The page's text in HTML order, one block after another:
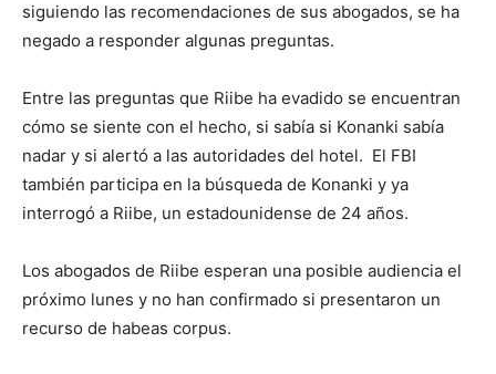
siguiendo las recomendaciones de sus abogados, se ha
negado a responder algunas preguntas.
Entre las preguntas que Riibe ha evadido se encuentran
cómo se siente con el hecho, si sabía si Konanki sabía
nadar y si alertó a las autoridades del hotel. El FBI
también participa en la búsqueda de Konanki y ya
interrogó a Riibe, un estadounidense de 24 años.
Los abogados de Riibe esperan una posible audiencia el
próximo lunes y no han confirmado si presentaron un
recurso de habeas corpus.